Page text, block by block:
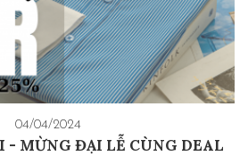
04/04/2024
- MỪNG ĐẠI LỄ CÙNG DEAL